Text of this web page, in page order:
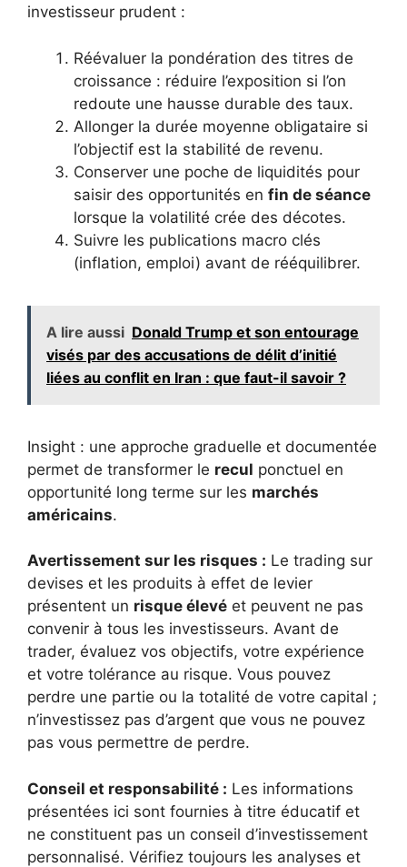
investisseur prudent :
Réévaluer la pondération des titres de
croissance : réduire l’exposition si l’on
redoute une hausse durable des taux.
Allonger la durée moyenne obligataire si
l’objectif est la stabilité de revenu.
Conserver une poche de liquidités pour
saisir des opportunités en fin de séance
lorsque la volatilité crée des décotes.
Suivre les publications macro clés
(inflation, emploi) avant de rééquilibrer.
A lire aussi Donald Trump et son entourage
visés par des accusations de délit d’initié
liées au conflit en Iran : que faut-il savoir ?
Insight : une approche graduelle et documentée
permet de transformer le recul ponctuel en
opportunité long terme sur les marchés
américains.
Avertissement sur les risques : Le trading sur
devises et les produits à effet de levier
présentent un risque élevé et peuvent ne pas
convenir à tous les investisseurs. Avant de
trader, évaluez vos objectifs, votre expérience
et votre tolérance au risque. Vous pouvez
perdre une partie ou la totalité de votre capital ;
n’investissez pas d’argent que vous ne pouvez
pas vous permettre de perdre.
Conseil et responsabilité : Les informations
présentées ici sont fournies à titre éducatif et
ne constituent pas un conseil d’investissement
personnalisé. Vérifiez toujours les analyses et